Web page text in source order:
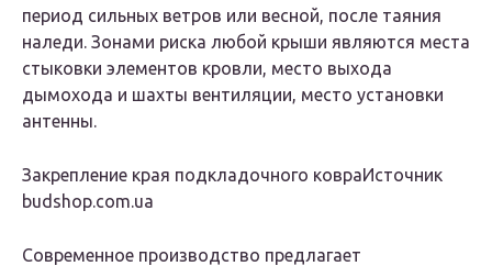
период сильных ветров или весной, после таяния
наледи. Зонами риска любой крыши являются места
стыковки элементов кровли, место выхода
дымохода и шахты вентиляции, место установки
антенны.
Закрепление края подкладочного ковраИсточник
budshop.com.ua
Современное производство предлагает